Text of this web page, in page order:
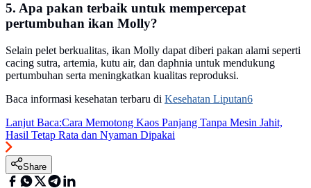
5. Apa pakan terbaik untuk mempercepat
pertumbuhan ikan Molly?
Selain pelet berkualitas, ikan Molly dapat diberi pakan alami seperti
cacing sutra, artemia, kutu air, dan daphnia untuk mendukung
pertumbuhan serta meningkatkan kualitas reproduksi.
Baca informasi kesehatan terbaru di Kesehatan Liputan6
Lanjut Baca:Cara Memotong Kaos Panjang Tanpa Mesin Jahit,
Hasil Tetap Rata dan Nyaman Dipakai
Share